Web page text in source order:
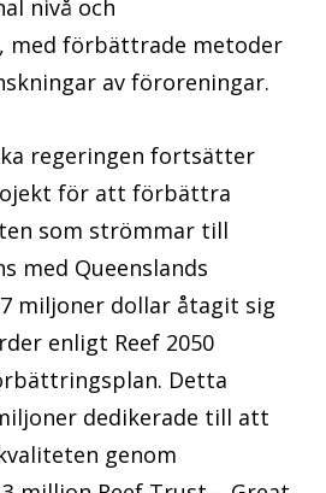
nivå och
med förbättrade metoder
av föroreningar.
regeringen fortsätter
för att förbättra
som strömmar till
med Queenslands
miljoner dollar åtagit sig
enligt Reef 2050
Detta
dedikerade till att
genom